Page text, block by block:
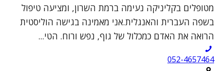
מטופלים בקליניקה נעימה ברמת השרון, ומציעה טיפול
בשפה העברית והאנגלית.אני מאמינה בגישה הוליסטית
הרואה את האדם כמכלול של גוף, נפש ורוח. הטי...
052-4657464